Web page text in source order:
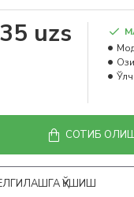
uzs
СОТИБ
ҚЎШИШ